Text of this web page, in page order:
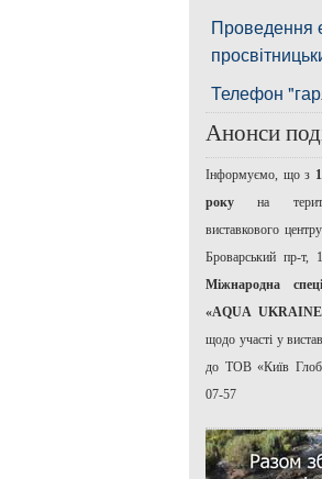
Проведення
Телефон
Анонси
Інформуємо, що з
року на
виставкового
Броварський пр-т,
Міжнародна
«AQUA
щодо участі у
до ТОВ «Київ
07-57